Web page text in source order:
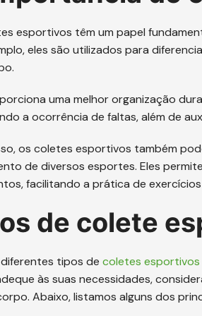
esportivos têm um papel
eles são utilizados para
uma melhor organização
a ocorrência de faltas, além de
os coletes esportivos também
de diversos esportes. Eles
facilitando a prática de
de colete
tipos de coletes esportivos
às suas necessidades,
Abaixo, listamos alguns dos